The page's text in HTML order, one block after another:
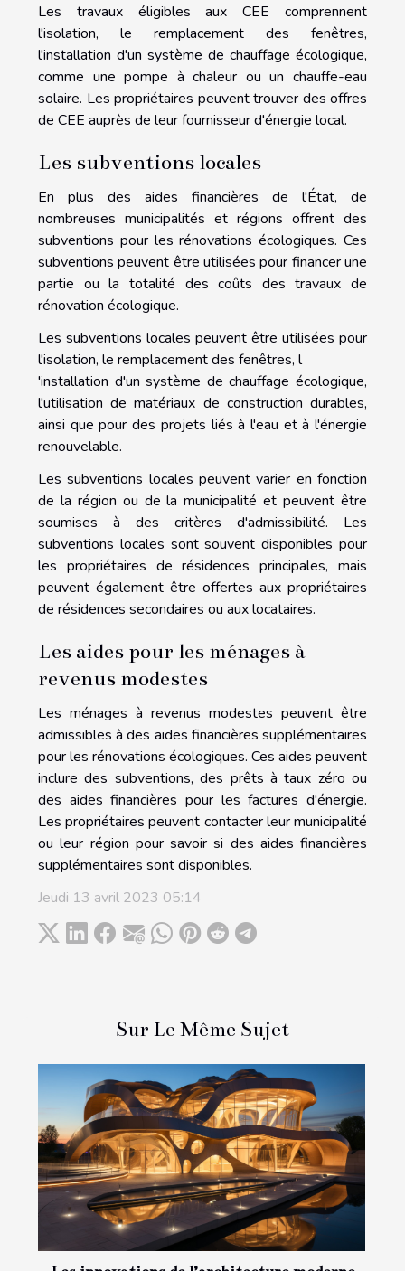
Les travaux éligibles aux CEE comprennent
l'isolation, le remplacement des fenêtres,
l'installation d'un système de chauffage écologique,
comme une pompe à chaleur ou un chauffe-eau
solaire. Les propriétaires peuvent trouver des offres
de CEE auprès de leur fournisseur d'énergie local.
Les subventions locales
En plus des aides financières de l'État, de
nombreuses municipalités et régions offrent des
subventions pour les rénovations écologiques. Ces
subventions peuvent être utilisées pour financer une
partie ou la totalité des coûts des travaux de
rénovation écologique.
Les subventions locales peuvent être utilisées pour
l'isolation, le remplacement des fenêtres, l
'installation d'un système de chauffage écologique,
l'utilisation de matériaux de construction durables,
ainsi que pour des projets liés à l'eau et à l'énergie
renouvelable.
Les subventions locales peuvent varier en fonction
de la région ou de la municipalité et peuvent être
soumises à des critères d'admissibilité. Les
subventions locales sont souvent disponibles pour
les propriétaires de résidences principales, mais
peuvent également être offertes aux propriétaires
de résidences secondaires ou aux locataires.
Les aides pour les ménages à
revenus modestes
Les ménages à revenus modestes peuvent être
admissibles à des aides financières supplémentaires
pour les rénovations écologiques. Ces aides peuvent
inclure des subventions, des prêts à taux zéro ou
des aides financières pour les factures d'énergie.
Les propriétaires peuvent contacter leur municipalité
ou leur région pour savoir si des aides financières
supplémentaires sont disponibles.
Jeudi 13 avril 2023 05:14
Sur Le Même Sujet